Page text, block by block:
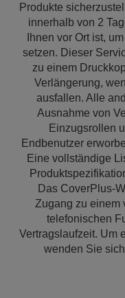
Produkte
innerhalb von 2
Ihnen vor Ort ist,
setzen. Dieser
zu einem
Verlängerung,
ausfallen. Alle
Ausnahme von
Einzugsrollen
Endbenutzer
Eine vollständige
Das CoverPlus-
Zugang zu einem
telefonischen
Vertragslaufzeit. Um
wenden Sie